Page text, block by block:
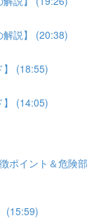
解説】 (20:38)
】 (18:55)
】 (14:05)
ポイント＆危険部
(15:59)